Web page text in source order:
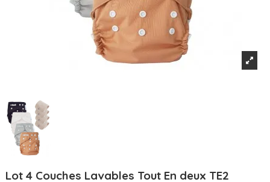
Lot 4 Couches Lavables Tout En deux TE2